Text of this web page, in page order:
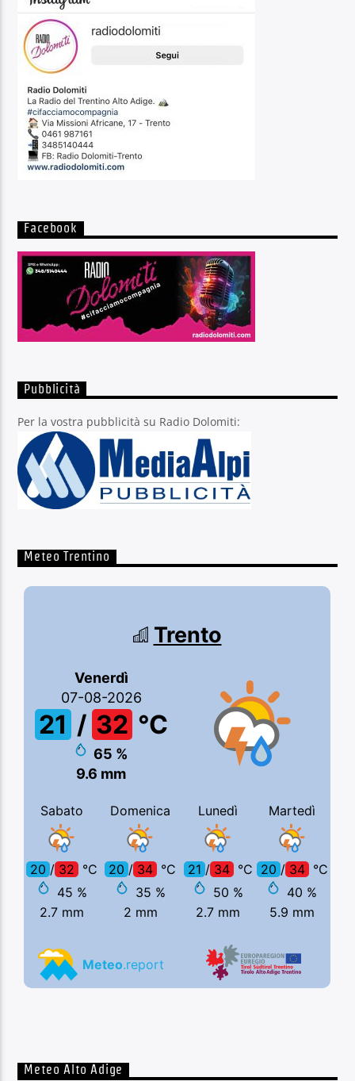
Facebook
Pubblicità
Per la vostra pubblicità su Radio Dolomiti:
Meteo Trentino
Meteo Alto Adige